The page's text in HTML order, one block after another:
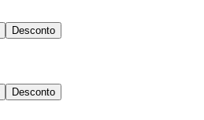
Desconto
Desconto